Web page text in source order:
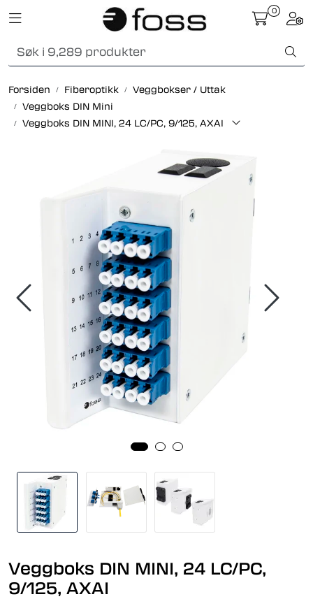
Skip to main content
Toggle navigation
0
Forsiden Fiberoptikk
Veggbokser / Uttak
Veggboks DIN Mini
Veggboks DIN MINI, 24 LC/PC, 9/125, AXAI
Veggboks DIN MINI, 24 LC/PC,
9/125, AXAI
Fiberoptikk
Strukturert kabling
Kunnskapssenter
Om oss